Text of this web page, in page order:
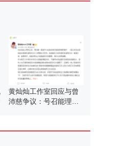
黄灿灿工作室回应与曾
沛慈争议：号召能理智